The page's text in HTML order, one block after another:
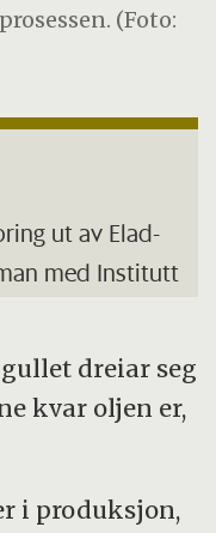
(Foto:
ut av Elad-
med Institutt
Michelsen
av Noregs
og Statoil.
dreiar seg
kvar oljen er,
i produksjon,